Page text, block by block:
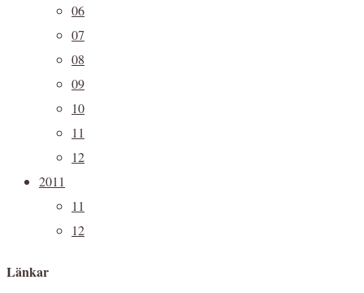
06
07
08
09
10
11
12
2011
11
12
Länkar